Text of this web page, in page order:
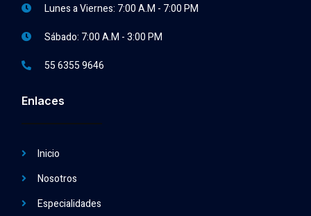
Lunes a Viernes: 7:00 A.M - 7:00 PM
Sábado: 7:00 A.M - 3:00 PM
55 6355 9646
Enlaces
Inicio
Nosotros
Especialidades